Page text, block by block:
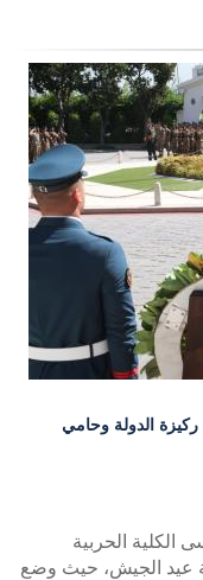
الدولة وحامي
الكلية الحربية
عيد الجيش، حيث وضع